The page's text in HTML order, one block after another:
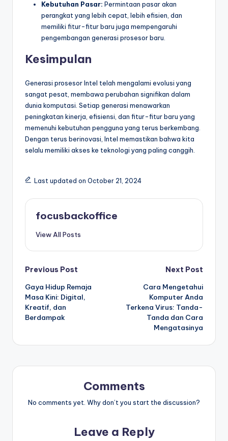
Kebutuhan Pasar: Permintaan pasar akan
perangkat yang lebih cepat, lebih efisien, dan
memiliki fitur-fitur baru juga mempengaruhi
pengembangan generasi prosesor baru.
Kesimpulan
Generasi prosesor Intel telah mengalami evolusi yang
sangat pesat, membawa perubahan signifikan dalam
dunia komputasi. Setiap generasi menawarkan
peningkatan kinerja, efisiensi, dan fitur-fitur baru yang
memenuhi kebutuhan pengguna yang terus berkembang.
Dengan terus berinovasi, Intel memastikan bahwa kita
selalu memiliki akses ke teknologi yang paling canggih.
Last updated on October 21, 2024
focusbackoffice
View All Posts
Post
navigation
Previous Post
Gaya Hidup Remaja
Masa Kini: Digital,
Kreatif, dan
Berdampak
Next Post
Cara Mengetahui
Komputer Anda
Terkena Virus: Tanda-
Tanda dan Cara
Mengatasinya
Comments
No comments yet. Why don’t you start the discussion?
Leave a Reply